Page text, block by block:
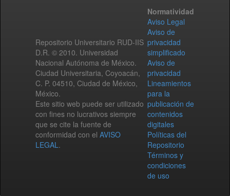
Repositorio Universitario RUD-IIS
D.R. © 2010. Universidad
Nacional Autónoma de México.
Ciudad Universitaria, Coyoacán,
C. P. 04510, Ciudad de México,
México.
Este sitio web puede ser utilizado
con fines no lucrativos siempre
que se cite la fuente de
conformidad con el AVISO
LEGAL.
Normatividad
Aviso Legal
Aviso de
privacidad
simplificado
Aviso de
privacidad
Lineamientos
para la
publicación de
contenidos
digitales
Políticas del
Repositorio
Términos y
condiciones
de uso